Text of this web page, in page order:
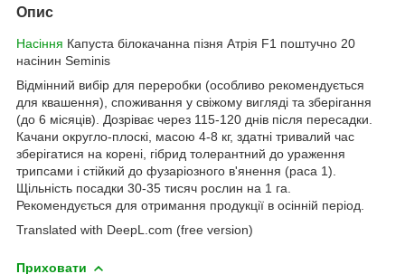
Опис
Насіння Капуста білокачанна пізня Атрія F1 поштучно 20
насінин Seminis
Відмінний вибір для переробки (особливо рекомендується
для квашення), споживання у свіжому вигляді та зберігання
(до 6 місяців). Дозріває через 115-120 днів після пересадки.
Качани округло-плоскі, масою 4-8 кг, здатні тривалий час
зберігатися на корені, гібрид толерантний до ураження
трипсами і стійкий до фузаріозного в'янення (раса 1).
Щільність посадки 30-35 тисяч рослин на 1 га.
Рекомендується для отримання продукції в осінній період.
Translated with DeepL.com (free version)
Приховати